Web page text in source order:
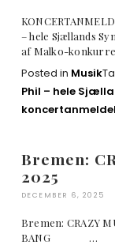
– hele Sjællands
af Malko-
Posted in Musik
Phil – hele
Bremen:
2025
DECEMBER 6, 2025
Bremen: CRAZY
BANG …